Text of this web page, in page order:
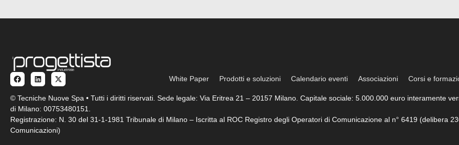
White Paper Prodotti e soluzioni Calendario eventi Associazioni Corsi e
© Tecniche Nuove Spa • Tutti i diritti riservati. Sede legale: Via Eritrea 21 – 20157 Milano. Capitale sociale: 5.000.000 euro interamente
di Milano: 00753480151.
Registrazione: N. 30 del 31-1-1981 Tribunale di Milano – Iscritta al ROC Registro degli Operatori di Comunicazione al n° 6419 (delibera
Comunicazioni)